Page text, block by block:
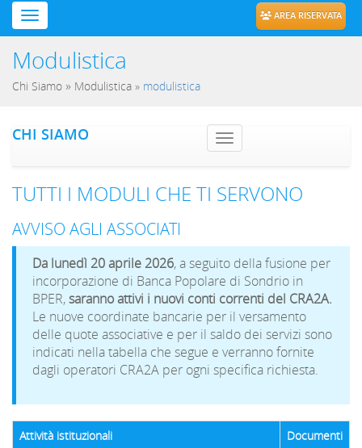
AREA RISERVATA
Modulistica
Chi Siamo » Modulistica » modulistica
CHI SIAMO Toggle
TUTTI I MODULI CHE TI SERVONO
AVVISO AGLI ASSOCIATI
Da lunedì 20 aprile 2026, a seguito della fusione per
incorporazione di Banca Popolare di Sondrio in
BPER,saranno attivi i nuovi conti correnti del CRA2A.
Le nuove coordinate bancarie per il versamento
delle quote associative e per il saldo dei servizi sono
indicati nella tabella che segue e verranno fornite
dagli operatori CRA2A per ogni specifica richiesta.
Attività istituzionali
Documenti